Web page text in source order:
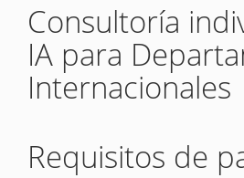
Consultoría
IA para
Internacionales
Requisitos de